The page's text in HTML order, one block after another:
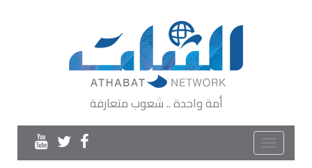
أمة واحدة .. شعوب متعارفة
Toggle
navigation